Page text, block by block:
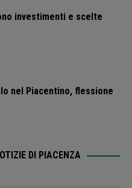
investimenti e scelte
nel Piacentino, flessione
DI PIACENZA